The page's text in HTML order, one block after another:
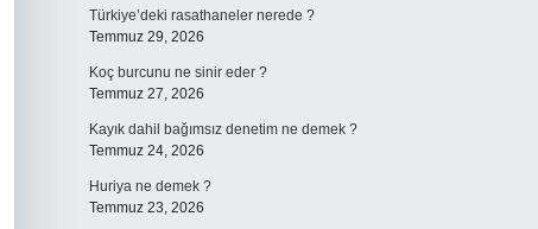
Türkiye’deki rasathaneler nerede ?
Temmuz 29, 2026
Koç burcunu ne sinir eder ?
Temmuz 27, 2026
Kayık dahil bağımsız denetim ne demek ?
Temmuz 24, 2026
Huriya ne demek ?
Temmuz 23, 2026